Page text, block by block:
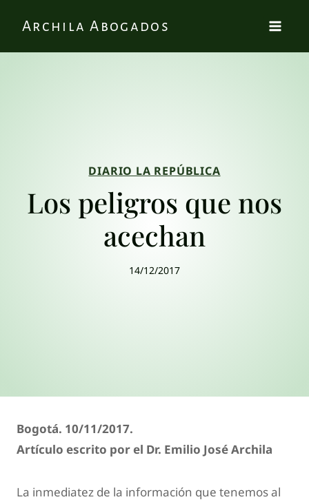
Archila Abogados
DIARIO LA REPÚBLICA
Los peligros que nos
acechan
14/12/2017
Bogotá. 10/11/2017.
Artículo escrito por el Dr. Emilio José Archila
La inmediatez de la información que tenemos al